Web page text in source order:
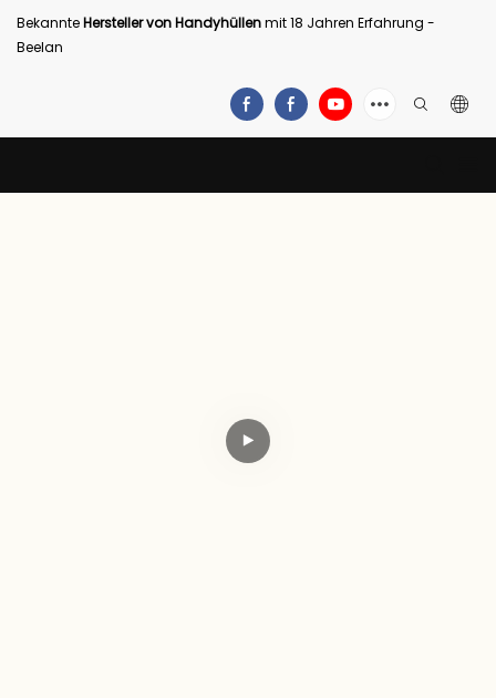
BekannteHersteller von Handyhüllenmit 18 Jahren Erfahrung -
Beelan